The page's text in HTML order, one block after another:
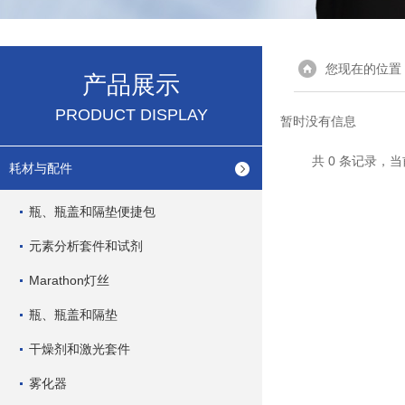
产品展示
PRODUCT DISPLAY
耗材与配件
瓶、瓶盖和隔垫便捷包
元素分析套件和试剂
Marathon灯丝
瓶、瓶盖和隔垫
干燥剂和激光套件
雾化器
您现在的位置
暂时没有信息
共 0 条记录，